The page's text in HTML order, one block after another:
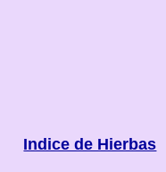
Indice de Hierbas